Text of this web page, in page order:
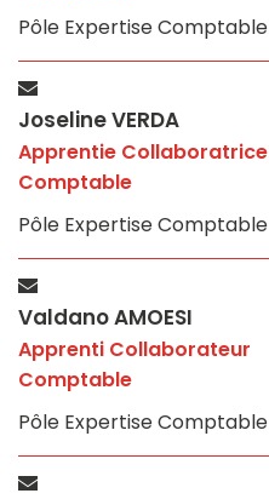
Pôle Expertise Comptable
Joseline VERDA
Apprentie Collaboratrice
Comptable
Pôle Expertise Comptable
Valdano AMOESI
Apprenti Collaborateur
Comptable
Pôle Expertise Comptable